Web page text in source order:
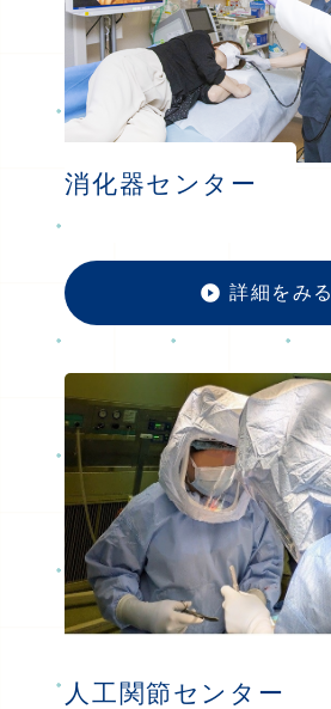
消化器センター
詳細をみる
人工関節センター